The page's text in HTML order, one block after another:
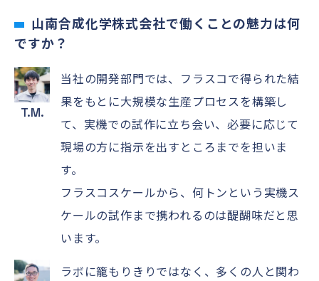
山南合成化学株式会社で働くことの魅力は何
ですか？
T.M.
当社の開発部門では、フラスコで得られた結
果をもとに大規模な生産プロセスを構築し
て、実機での試作に立ち会い、必要に応じて
現場の方に指示を出すところまでを担いま
す。
フラスコスケールから、何トンという実機ス
ケールの試作まで携われるのは醍醐味だと思
います。
ラボに籠もりきりではなく、多くの人と関わ